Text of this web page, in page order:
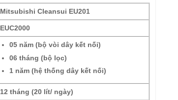
Mitsubishi Cleansui EU201
EUC2000
05 năm (bộ vòi dây kết nối)
06 tháng (bộ lọc)
1 năm (hệ thống dây kết nối)
12 tháng (20 lít/ ngày)